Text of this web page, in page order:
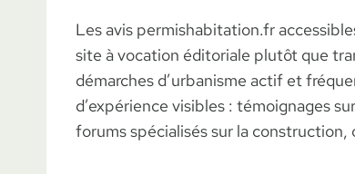
Les avis permishabitation.fr
site à vocation éditoriale plutôt que
démarches d’urbanisme actif et
d’expérience visibles : témoignages
forums spécialisés sur la construction,